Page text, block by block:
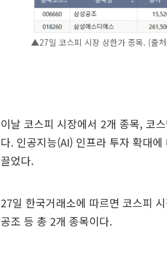
▲27일 코스피 시장 상한가 종목. (출
이날 코스피 시장에서 2개 종목, 코
다. 인공지능(AI) 인프라 투자 확대
끌었다.
27일 한국거래소에 따르면 코스피
공조 등 총 2개 종목이다.